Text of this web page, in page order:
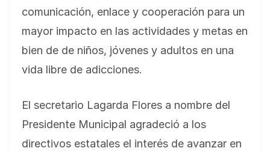
comunicación, enlace y cooperación para un
mayor impacto en las actividades y metas en
bien de de niños, jóvenes y adultos en una
vida libre de adicciones.
El secretario Lagarda Flores a nombre del
Presidente Municipal agradeció a los
directivos estatales el interés de avanzar en